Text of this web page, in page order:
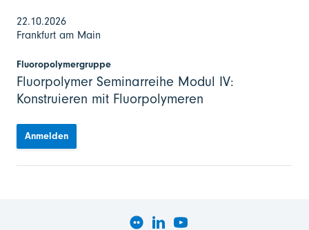
22.10.2026
Frankfurt am Main
Fluoropolymergruppe
Fluorpolymer Seminarreihe Modul IV:
Konstruieren mit Fluorpolymeren
Anmelden